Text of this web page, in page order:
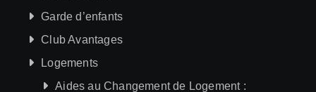
Garde d’enfants
Club Avantages
Logements
Aides au Changement de Logement :